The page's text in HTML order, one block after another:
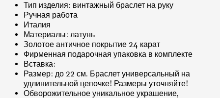
Тип изделия: винтажный браслет на руку
Ручная работа
Италия
Материалы: латунь
Золотое античное покрытие 24 карат
Фирменная подарочная упаковка в комплекте
Вставка:
Размер: до 22 см. Браслет универсальный на
удлинительной цепочке! Размеры уточняйте!
Обворожительное уникальное украшение,